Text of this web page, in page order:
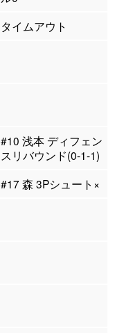
タイムアウト
#10 浅本 ディフェン
スリバウンド(0-1-1)
#17 森 3Pシュート×